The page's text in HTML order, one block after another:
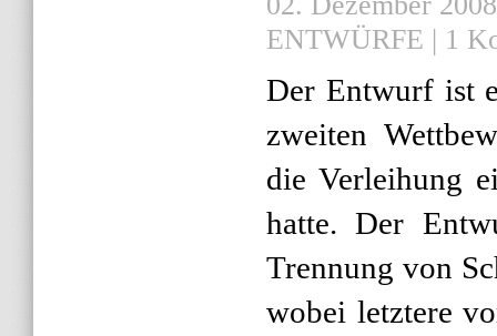
ENTWÜRFE | 1
Der Entwurf ist
zweiten
die Verleihung
hatte. Der
Trennung von
wobei letztere